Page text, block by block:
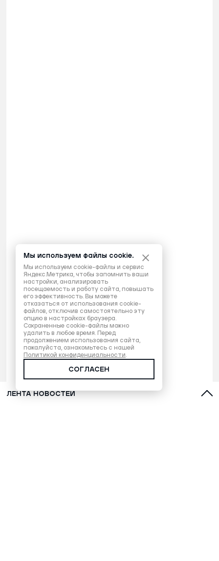
ЛЕНТА НОВОСТЕЙ
Мы используем файлы cookie.
Мы используем cookie-файлы и сервис
Яндекс.Метрика, чтобы запомнить ваши
настройки, анализировать
посещаемость и работу сайта, повышать
его эффективность. Вы можете
отказаться от использования cookie-
файлов, отключив самостоятельно эту
опцию в настройках браузера.
Сохраненные cookie-файлы можно
удалить в любое время. Перед
продолжением использования сайта,
пожалуйста, ознакомьтесь с нашей
Политикой конфиденциальности.
СОГЛАСЕН